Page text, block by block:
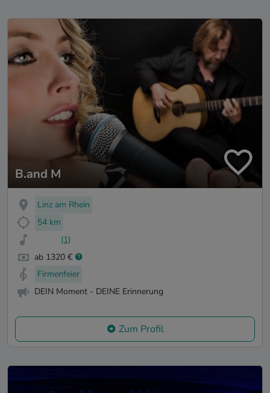
B.and M
Linz am Rhein
54 km
(1)
ab 1320 €
Firmenfeier
DEIN Moment - DEINE Erinnerung
Zum Profil